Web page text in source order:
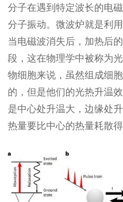
分子在遇到特定波长的电
分子振动。微波炉就是利
当电磁波消失后，加热后
段，这在物理学中被称为
物细胞来说，虽然组成细
的，但是他们的光热升温
是中心处升温大，边缘处
热量要比中心的热量耗散得